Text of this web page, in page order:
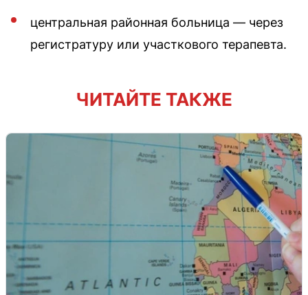
центральная районная больница — через
регистратуру или участкового терапевта.
ЧИТАЙТЕ ТАКЖЕ